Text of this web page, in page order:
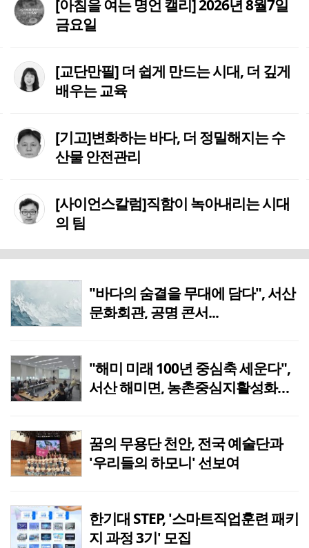
[아침을 여는 명언 캘리] 2026년 8월7일
금요일
[교단만필] 더 쉽게 만드는 시대, 더 깊게
배우는 교육
[기고]변화하는 바다, 더 정밀해지는 수
산물 안전관리
[사이언스칼럼]직함이 녹아내리는 시대
의 팀
"바다의 숨결을 무대에 담다", 서산
문화회관, 공명 콘서...
"해미 미래 100년 중심축 세운다",
서산 해미면, 농촌중심지활성화사
꿈의 무용단 천안, 전국 예술단과
'우리들의 하모니' 선보여
한기대 STEP, '스마트직업훈련 패키
지 과정 3기' 모집